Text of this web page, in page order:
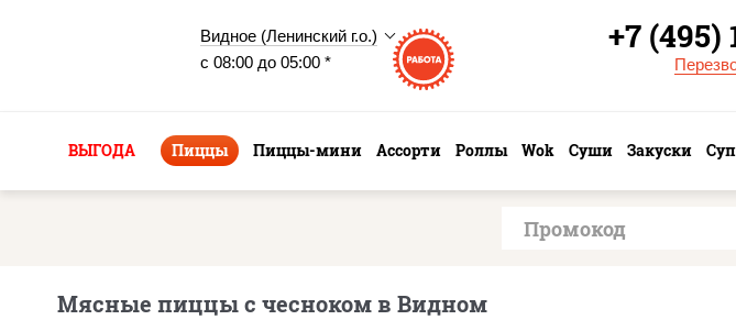
Видное (Ленинский г.о.)
с 08:00 до 05:00 *
+7 (495)
ВЫГОДА Пиццы Пиццы-мини Ассорти Роллы Wok Суши Закуски
Мясные пиццы с чесноком в Видном